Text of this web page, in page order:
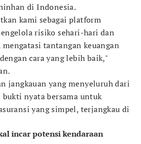
di Indonesia.
kami sebagai platform
risiko sehari-hari dan
tantangan keuangan
cara yang lebih baik,"
jangkauan yang menyeluruh dari
nyata bersama untuk
yang simpel, terjangkau di
incar potensi kendaraan